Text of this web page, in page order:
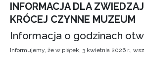
INFORMACJA DLA
KRÓCEJ CZYNNE MUZEUM
Informacja o godzinach
Informujemy, że w piątek, 3 kwietnia 2026 r., wsz